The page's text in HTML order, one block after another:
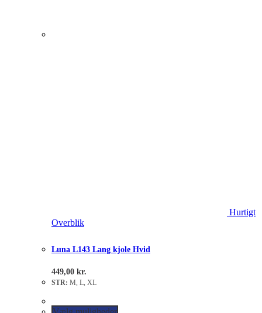
Hurtigt
Overblik
Luna L143 Lang kjole Hvid
449,00 kr.
STR: M, L, XL